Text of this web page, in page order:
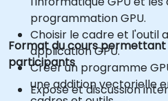
programmation GPU.
Choisir le cadre et l'outil
application GPU.
Créer un programme
une addition vectorielle
Format du cours permettant
participants
Exposé et discussion